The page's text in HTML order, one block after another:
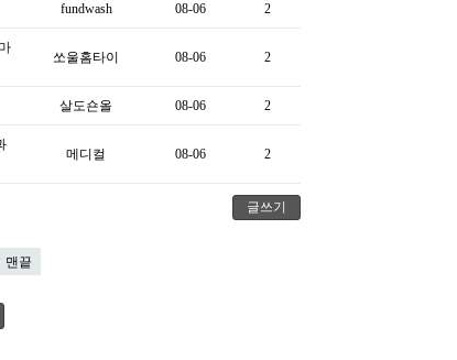
fundwash 08-06 2
쏘울홈타이 08-06 2
살도숀올 08-06 2
메디컬 08-06 2
글쓰기
맨끝